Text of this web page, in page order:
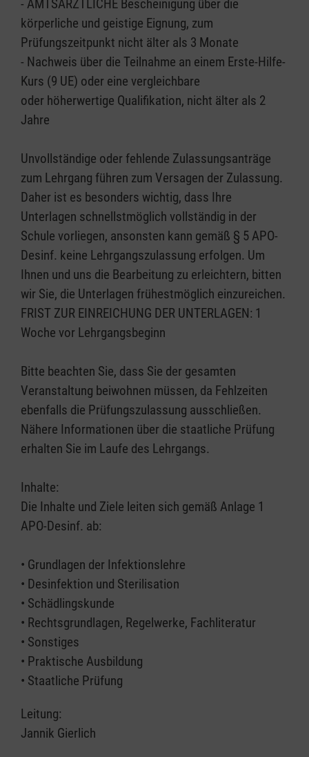
- AMTSÄRZTLICHE Bescheinigung über die
körperliche und geistige Eignung, zum
Prüfungszeitpunkt nicht älter als 3 Monate
- Nachweis über die Teilnahme an einem Erste-Hilfe-
Kurs (9 UE) oder eine vergleichbare
oder höherwertige Qualifikation, nicht älter als 2
Jahre
Unvollständige oder fehlende Zulassungsanträge
zum Lehrgang führen zum Versagen der Zulassung.
Daher ist es besonders wichtig, dass Ihre
Unterlagen schnellstmöglich vollständig in der
Schule vorliegen, ansonsten kann gemäß § 5 APO-
Desinf. keine Lehrgangszulassung erfolgen. Um
Ihnen und uns die Bearbeitung zu erleichtern, bitten
wir Sie, die Unterlagen frühestmöglich einzureichen.
FRIST ZUR EINREICHUNG DER UNTERLAGEN: 1
Woche vor Lehrgangsbeginn
Bitte beachten Sie, dass Sie der gesamten
Veranstaltung beiwohnen müssen, da Fehlzeiten
ebenfalls die Prüfungszulassung ausschließen.
Nähere Informationen über die staatliche Prüfung
erhalten Sie im Laufe des Lehrgangs.
Inhalte:
Die Inhalte und Ziele leiten sich gemäß Anlage 1
APO-Desinf. ab:
• Grundlagen der Infektionslehre
• Desinfektion und Sterilisation
• Schädlingskunde
• Rechtsgrundlagen, Regelwerke, Fachliteratur
• Sonstiges
• Praktische Ausbildung
• Staatliche Prüfung
Leitung:
Jannik Gierlich